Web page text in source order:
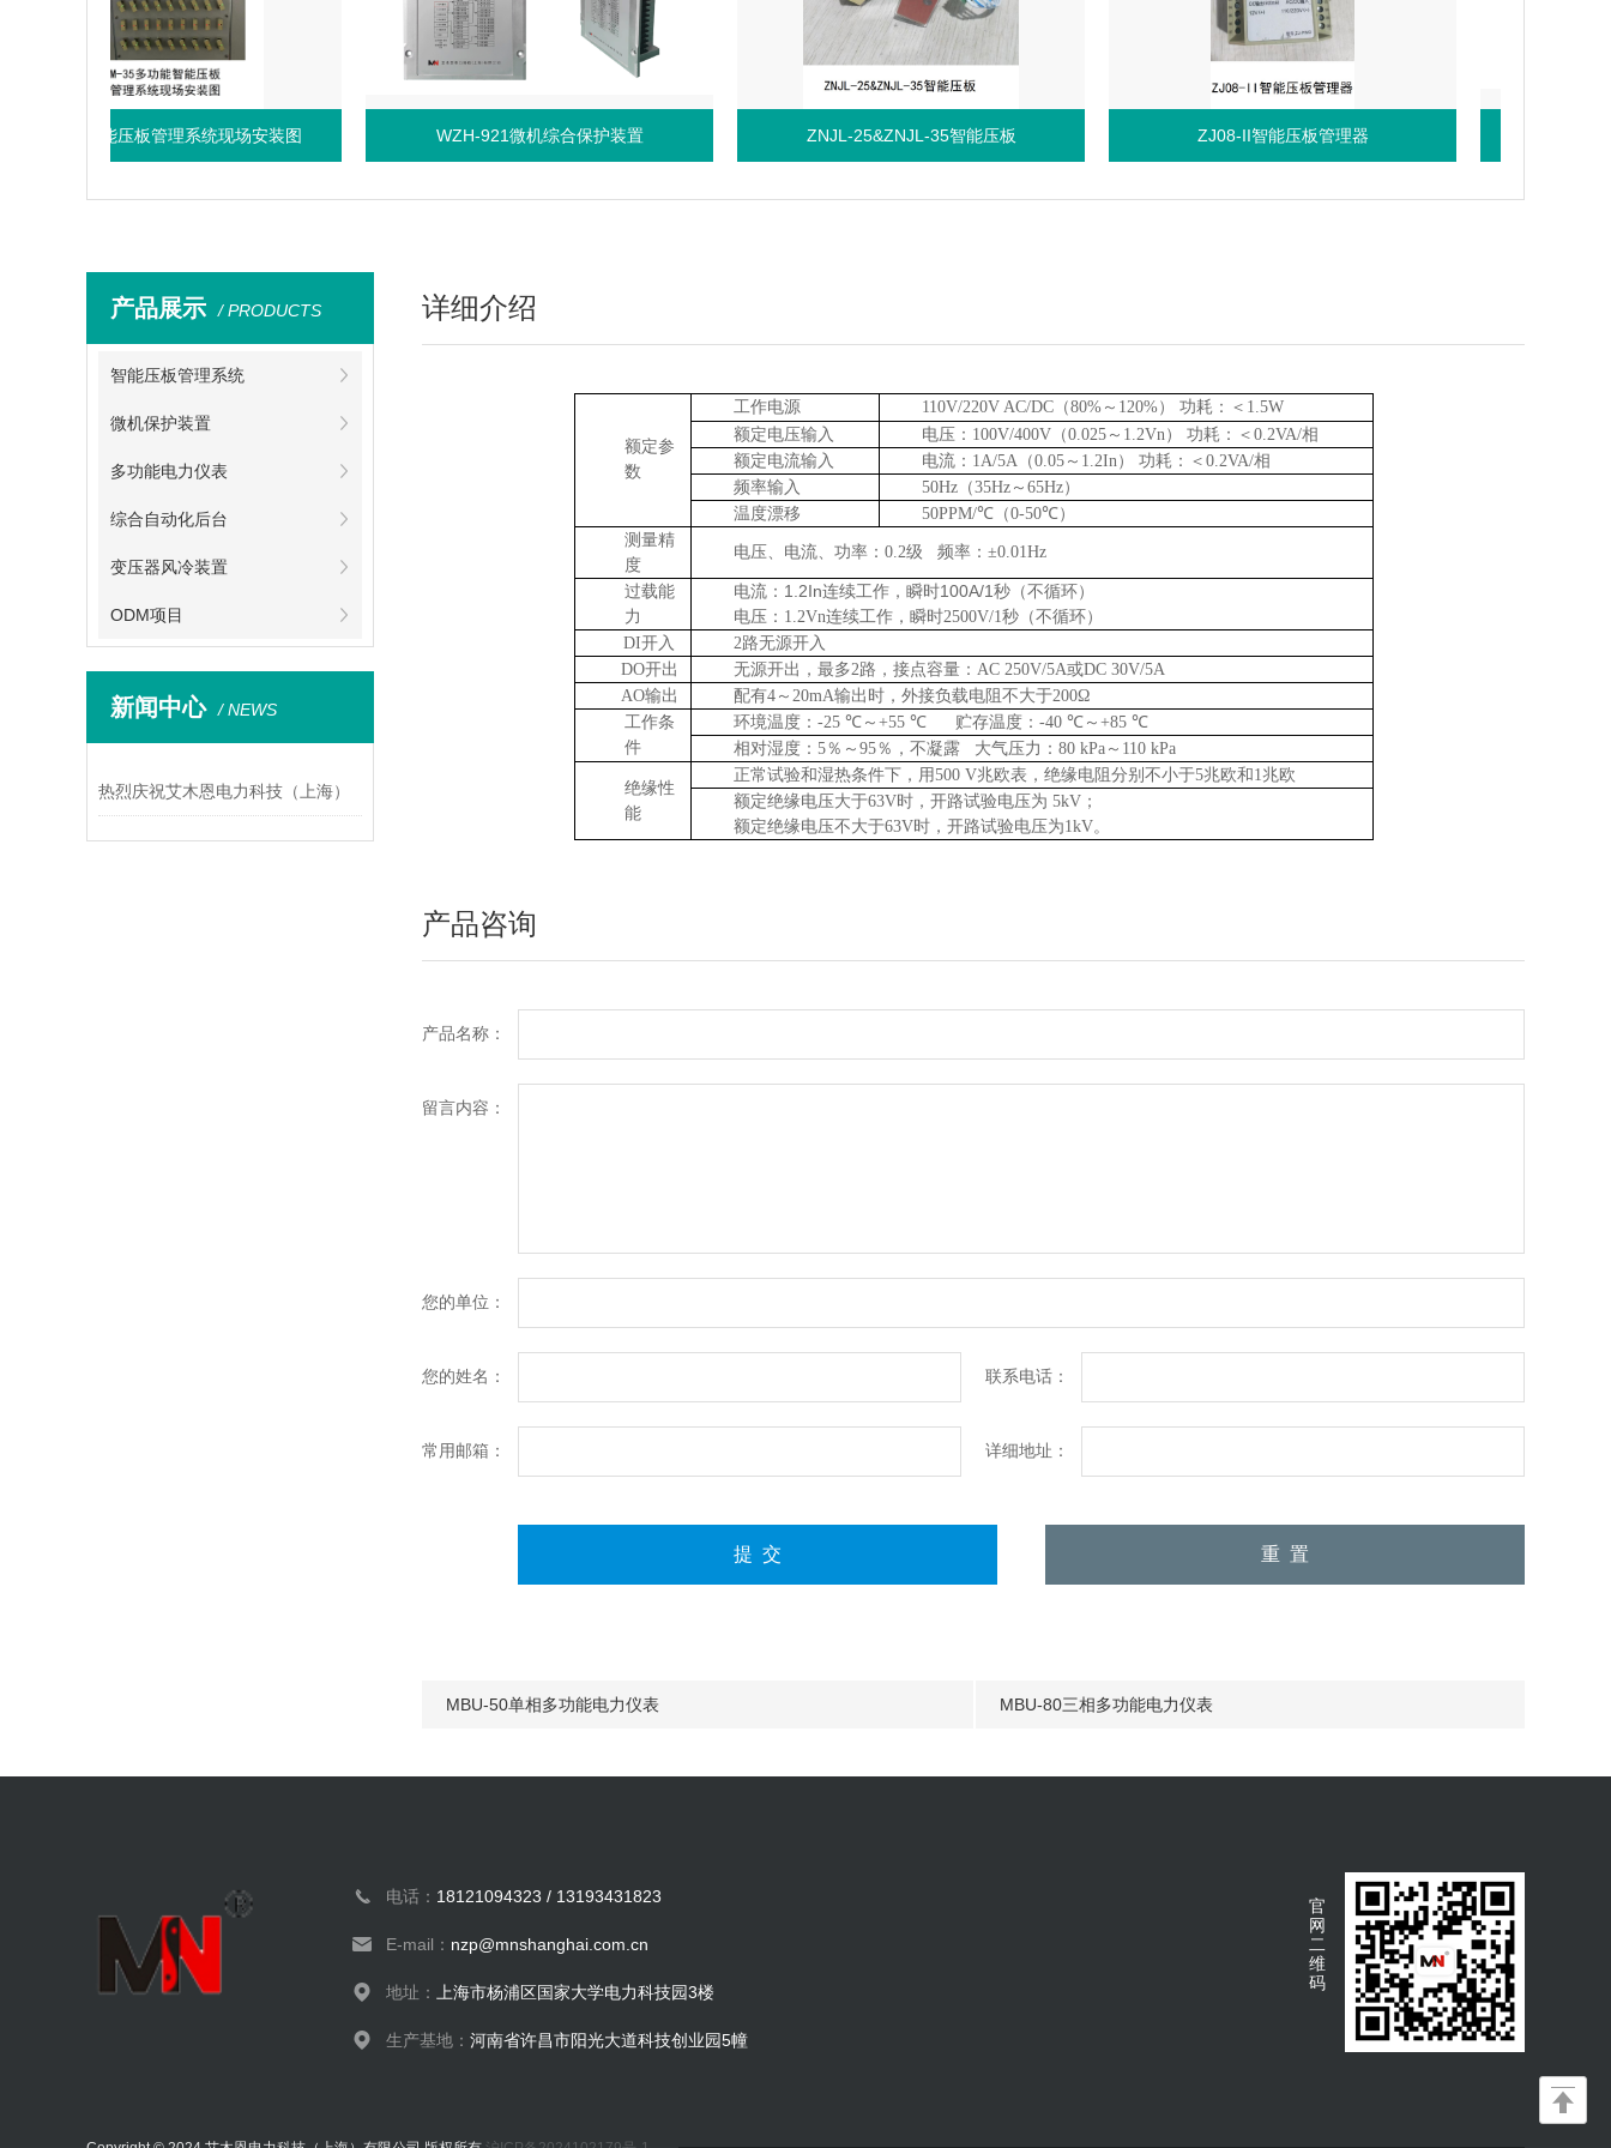
功能智能压板管理系统现场安装图 WZH-921微机综合保护装置 ZNJL-25&ZNJL-35智能压板 ZJ08-II智能压板管理器
产品展示 / PRODUCTS
智能压板管理系统
微机保护装置
多功能电力仪表
综合自动化后台
变压器风冷装置
ODM项目
新闻中心 / NEWS
热烈庆祝艾木恩电力科技（上海）
有限公司官网更新上线！
详细介绍
额定参
数
工作电源 110V/220V AC/DC（80%～ 120%） 功耗：＜ 1.5W
额定电压输入
电压： 100V/400V（0.025～ 1.2Vn） 功耗：＜ 0.2VA/相
额定电流输入
电流： 1A/5A（0.05～ 1.2In） 功耗：＜ 0.2VA/相
频率输入
50Hz（35Hz～ 65Hz）
温度漂移
50PPM/℃（0-50℃）
测量精
度
电压、电流、功率： 0.2级 频率：±0.01Hz
过载能
力
电流：1.2In连续工作， 瞬时100A/1秒（不循环）
电压： 1.2Vn连续工作，瞬时2500V/1秒（不循环）
DI开入 2路无源开入
DO开出 无源开出，最多2路，接点容量： AC 250V/5A或DC 30V/5A
AO输出 配有4～ 20mA输出时，外接负载电阻不大于200Ω
工作条
件
环境温度： -25 ℃～ +55 ℃ 贮存温度： -40 ℃～ +85 ℃
相对湿度： 5％～ 95％，不凝露 大气压力： 80 kPa～ 110 kPa
绝缘性
能
正常试验和湿热条件下，用500 V兆欧表，绝缘电阻分别不小于5兆欧和 1兆欧
额定绝缘电压大于63V时，开路试验电压为 5kV；
额定绝缘电压不大于63V时，开路试验电压为1kV。
产品咨询
产品名称：
留言内容：
您的单位：
您的姓名： 联系电话：
常用邮箱： 详细地址：
MBU-50单相多功能电力仪表 MBU-80三相多功能电力仪表
电话： 18121094323 / 13193431823
E-mail： nzp@mnshanghai.com.cn
地址： 上海市杨浦区国家大学电力科技园3楼
生产基地： 河南省许昌市阳光大道科技创业园5幢
官
网
二
维
码